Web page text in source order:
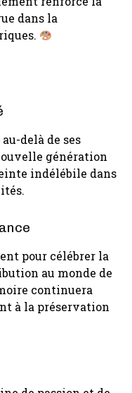
dans la
delà de ses
génération
indélébile dans
pour célébrer la
au monde de
continuera
à la préservation